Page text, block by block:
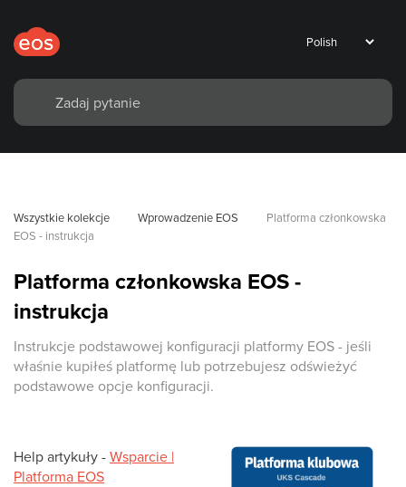
Wszystkie kolekcje Wprowadzenie EOS
Platforma członkowska
EOS - instrukcja
Platforma członkowska EOS -
instrukcja
Instrukcje podstawowej konfiguracji platformy EOS - jeśli
właśnie kupiłeś platformę lub potrzebujesz odświeżyć
podstawowe opcje konfiguracji.
Help artykuły -Wsparcie |
Platforma EOS